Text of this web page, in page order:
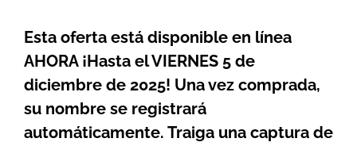
Esta oferta está disponible en línea
AHORA ¡Hasta el VIERNES 5 de
diciembre de 2025! Una vez comprada,
su nombre se registrará
automáticamente. Traiga una captura de